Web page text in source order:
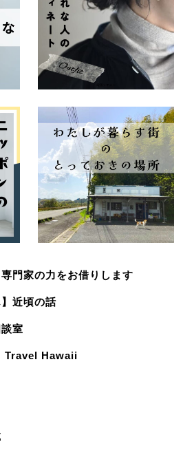
専門家の力をお借りします
】近頃の話
室
Travel Hawaii